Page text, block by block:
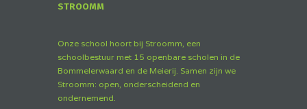
STROOMM
Onze school hoort bij Stroomm, een
schoolbestuur met 15 openbare scholen in de
Bommelerwaard en de Meierij. Samen zijn we
Stroomm: open, onderscheidend en
ondernemend.